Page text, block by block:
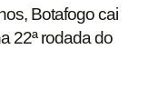
Botafogo cai
22ª rodada do